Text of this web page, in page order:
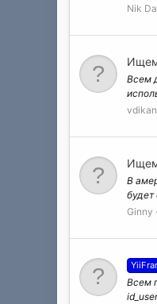
Nik
Ищем
Всем
Ищем
В
будет
Ginny
Всем